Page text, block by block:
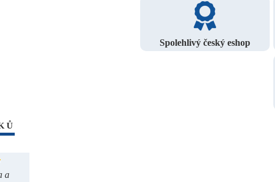
a
Spolehlivý český eshop